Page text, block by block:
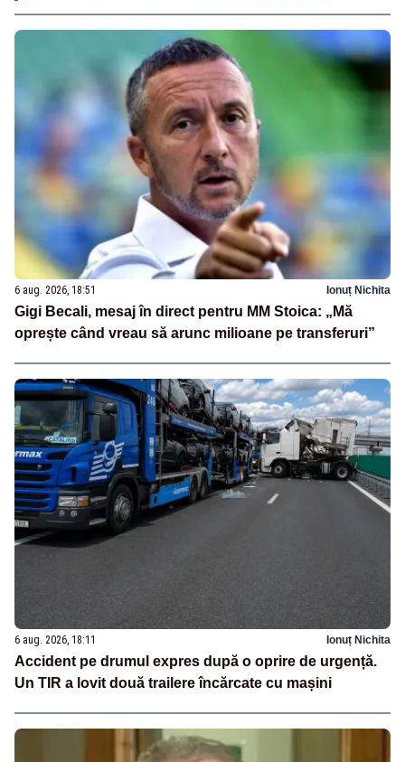
6 aug. 2026, 18:51 Ionuț Nichita
Gigi Becali, mesaj în direct pentru MM Stoica: „Mă
oprește când vreau să arunc milioane pe transferuri”
6 aug. 2026, 18:11 Ionuț Nichita
Accident pe drumul expres după o oprire de urgență.
Un TIR a lovit două trailere încărcate cu mașini